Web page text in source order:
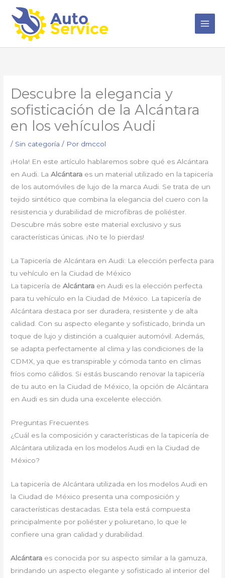
contenido
Descubre la elegancia y
sofisticación de la Alcántara
en los vehículos Audi
/ Sin categoría / Por dmccol
¡Hola! En este artículo hablaremos sobre qué es Alcántara
en Audi. LaAlcántara es un material utilizado en la tapicería
de los automóviles de lujo de la marca Audi. Se trata de un
tejido sintético que combina la elegancia del cuero con la
resistencia y durabilidad de microfibras de poliéster.
Descubre más sobre este material exclusivo y sus
características únicas. ¡No te lo pierdas!
La Tapicería de Alcántara en Audi: La elección perfecta para
tu vehículo en la Ciudad de México
La tapicería deAlcántara en Audi es la elección perfecta
para tu vehículo en la Ciudad de México. La tapicería de
Alcántara destaca por ser duradera, resistente y de alta
calidad. Con su aspecto elegante y sofisticado, brinda un
toque de lujo y distinción a cualquier automóvil. Además,
se adapta perfectamente al clima y las condiciones de la
CDMX, ya que es transpirable y cómoda tanto en climas
fríos como cálidos. Si estás buscando renovar la tapicería
de tu auto en la Ciudad de México, la opción de Alcántara
en Audi es sin duda una excelente elección.
Preguntas Frecuentes
¿Cuál es la composición y características de la tapicería de
Alcántara utilizada en los modelos Audi en la Ciudad de
México?
La tapicería de Alcántara utilizada en los modelos Audi en
la Ciudad de México presenta una composición y
características destacadas. Esta tela está compuesta
principalmente por poliéster y poliuretano, lo que le
confiere una gran calidad y durabilidad.
Alcántara es conocida por su aspecto similar a la gamuza,
brindando un aspecto elegante y sofisticado al interior del